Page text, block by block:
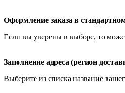
Оформление заказа в
Если вы уверены в выборе, то
Заполнение адреса (регион
Выберите из списка название